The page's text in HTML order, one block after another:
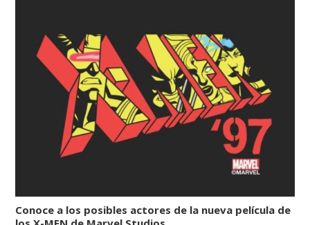
Conoce a los posibles actores de la nueva película de